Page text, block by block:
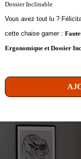
Dossier Inclinable
Vous avez tout lu ?
cette chaise gamer :
Ergonomique et Dossier